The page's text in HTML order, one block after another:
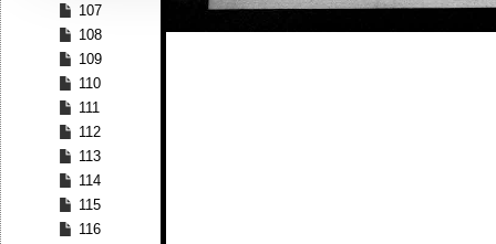
107
108
109
110
111
112
113
114
115
116